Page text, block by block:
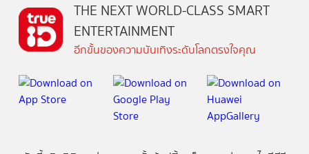
THE NEXT WORLD-CLASS SMART
ENTERTAINMENT
อีกขั้นของความบันเทิงระดับโลกตรงใจคุณ